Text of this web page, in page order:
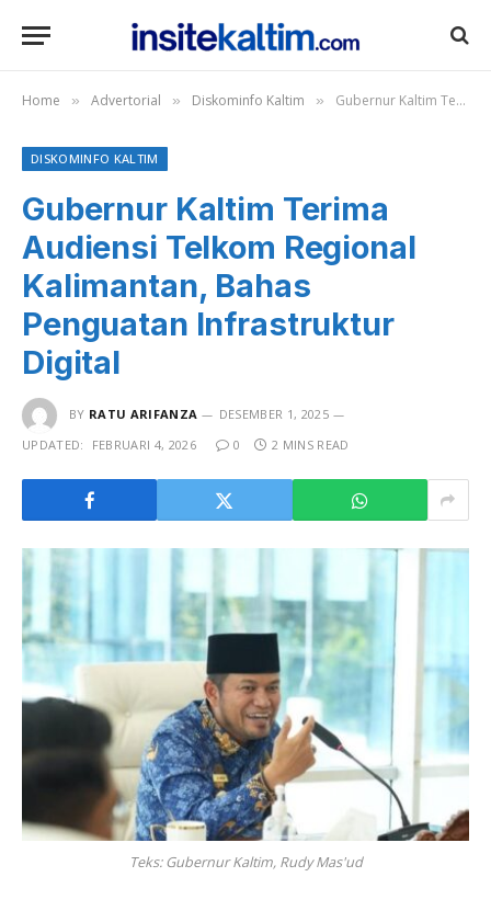
Home » Advertorial » Diskominfo Kaltim » Gubernur Kaltim Terima Audiensi Telkom Regional Kalimantan, Bahas Penguatan Infrastruktur Digital
DISKOMINFO KALTIM
Gubernur Kaltim Terima
Audiensi Telkom Regional
Kalimantan, Bahas
Penguatan Infrastruktur
Digital
BY RATU ARIFANZA
DESEMBER 1, 2025
UPDATED:
FEBRUARI 4, 2026 0 2 MINS READ
Teks: Gubernur Kaltim, Rudy Mas'ud